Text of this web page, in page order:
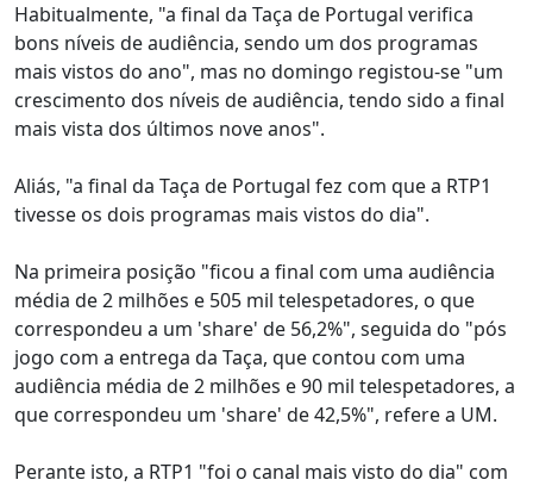
Habitualmente, "a final da Taça de Portugal verifica
bons níveis de audiência, sendo um dos programas
mais vistos do ano", mas no domingo registou-se "um
crescimento dos níveis de audiência, tendo sido a final
mais vista dos últimos nove anos".
Aliás, "a final da Taça de Portugal fez com que a RTP1
tivesse os dois programas mais vistos do dia".
Na primeira posição "ficou a final com uma audiência
média de 2 milhões e 505 mil telespetadores, o que
correspondeu a um 'share' de 56,2%", seguida do "pós
jogo com a entrega da Taça, que contou com uma
audiência média de 2 milhões e 90 mil telespetadores, a
que correspondeu um 'share' de 42,5%", refere a UM.
Perante isto, a RTP1 "foi o canal mais visto do dia" com